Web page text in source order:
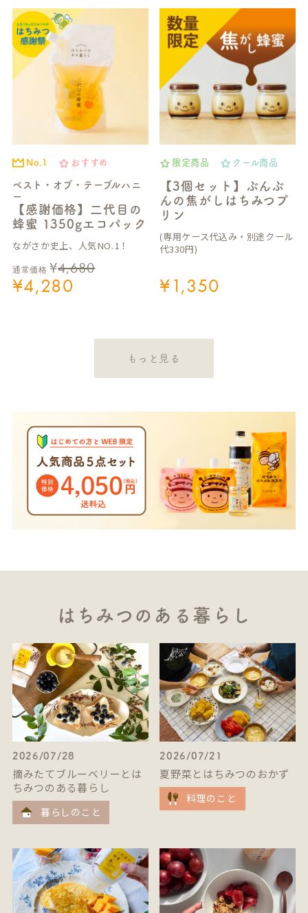
No.1 おすすめ
ベスト・オブ・テーブルハニ
ー
【感謝価格】二代目の
蜂蜜 1350gエコパック
ながさか史上、人気NO.1！
通常価格 ¥4,680
¥4,280
限定商品 クール商品
【3個セット】ぶんぶ
んの焦がしはちみつプ
リン
(専用ケース代込み・別途クール
代330円)
¥1,350
もっと見る
はちみつのある暮らし
2026/07/28
摘みたてブルーベリーとは
ちみつのある暮らし
暮らしのこと
2026/07/21
夏野菜とはちみつのおかず
料理のこと